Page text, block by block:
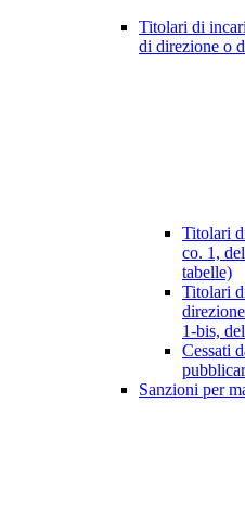
Titolari di
di direzione o
Titolari
co. 1,
tabelle)
Titolari
1-bis,
Cessati
Sanzioni per